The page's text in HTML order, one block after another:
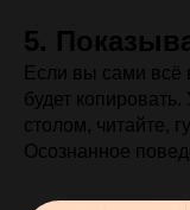
5.
Если вы сами
будет
столом, читайте,
Осознанное